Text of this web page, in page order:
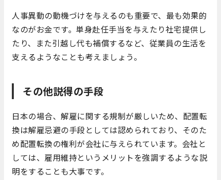
人事異動の動機づけを与えるのも重要で、最も効果的
なのがお金です。単身赴任手当を与えたり社宅提供し
たり、また引越し代も補償するなど、従業員の生活を
支えるようなことも考えましょう。
その他説得の手段
日本の場合、解雇に関する規制が厳しいため、配置転
換は解雇忌避の手段としては認められており、そのた
め配置転換の権利が会社に与えられています。会社と
しては、雇用維持というメリットを強調するような説
明をすることも大事です。